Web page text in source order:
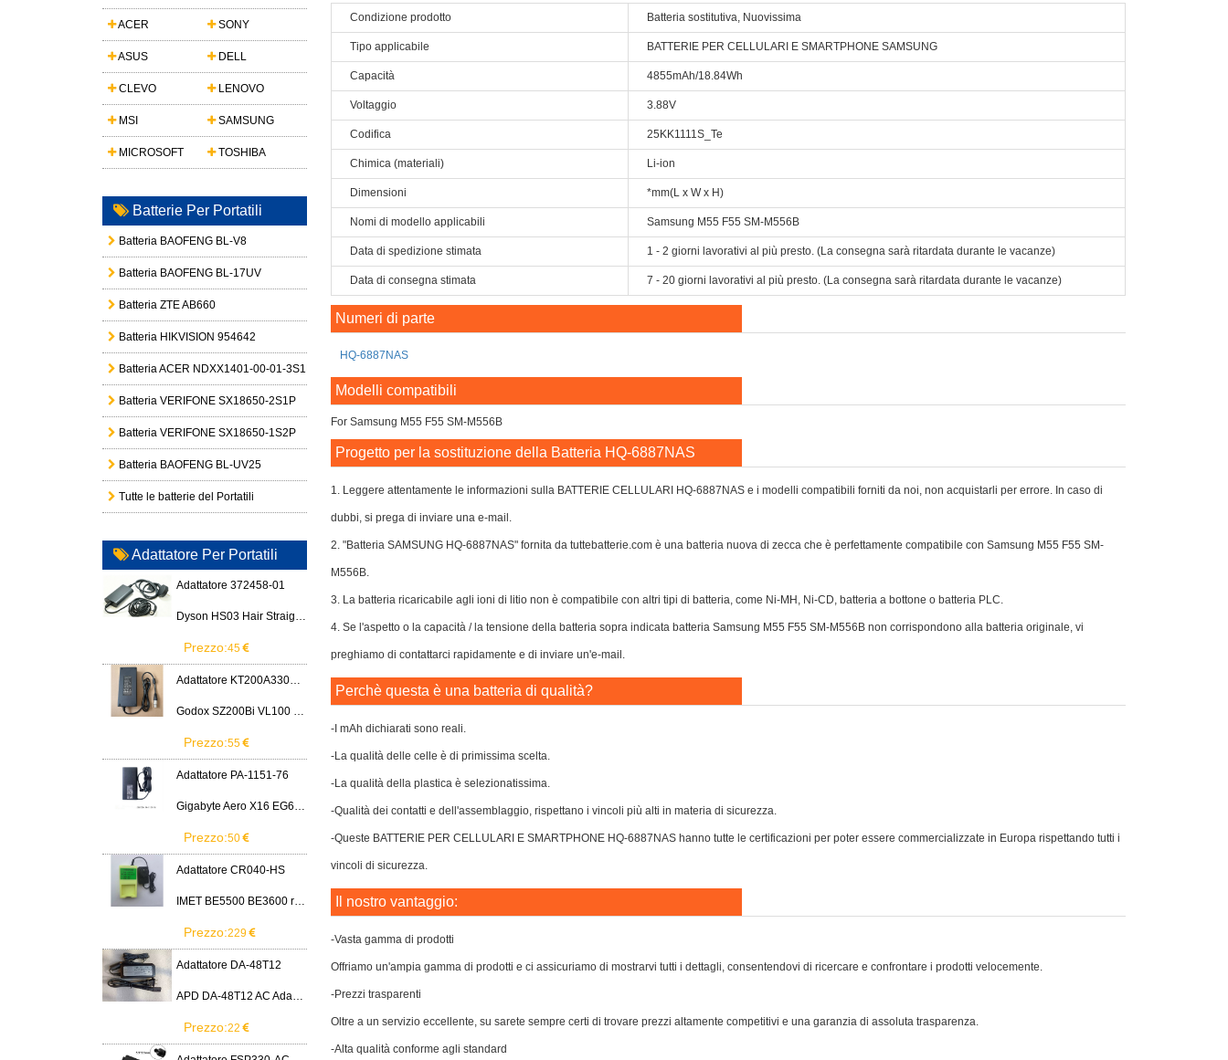
Condizione prodotto Batteria sostitutiva, Nuovissima
Tipo applicabile BATTERIE PER CELLULARI E SMARTPHONE SAMSUNG
Capacità 4855mAh/18.84Wh
Voltaggio 3.88V
Codifica 25KK1111S_Te
Chimica (materiali) Li-ion
Dimensioni *mm(L x W x H)
Nomi di modello applicabili Samsung M55 F55 SM-M556B
Data di spedizione stimata 1 - 2 giorni lavorativi al più presto. (La consegna sarà ritardata durante le vacanze)
Data di consegna stimata 7 - 20 giorni lavorativi al più presto. (La consegna sarà ritardata durante le vacanze)
Numeri di parte
HQ-6887NAS
Modelli compatibili
For Samsung M55 F55 SM-M556B
Progetto per la sostituzione della Batteria HQ-6887NAS
1. Leggere attentamente le informazioni sulla BATTERIE CELLULARI HQ-6887NAS e i modelli compatibili forniti da noi, non acquistarli per errore. In caso di
dubbi, si prega di inviare una e-mail.
2. "Batteria SAMSUNG HQ-6887NAS" fornita da tuttebatterie.com è una batteria nuova di zecca che è perfettamente compatibile con Samsung M55 F55 SM-
M556B.
3. La batteria ricaricabile agli ioni di litio non è compatibile con altri tipi di batteria, come Ni-MH, Ni-CD, batteria a bottone o batteria PLC.
4. Se l'aspetto o la capacità / la tensione della batteria sopra indicata batteria Samsung M55 F55 SM-M556B non corrispondono alla batteria originale, vi
preghiamo di contattarci rapidamente e di inviare un'e-mail.
Perchè questa è una batteria di qualità?
-I mAh dichiarati sono reali.
-La qualità delle celle è di primissima scelta.
-La qualità della plastica è selezionatissima.
-Qualità dei contatti e dell'assemblaggio, rispettano i vincoli più alti in materia di sicurezza.
-Queste BATTERIE PER CELLULARI E SMARTPHONE HQ-6887NAS hanno tutte le certificazioni per poter essere commercializzate in Europa rispettando tutti i
vincoli di sicurezza.
Il nostro vantaggio:
-Vasta gamma di prodotti
Offriamo un'ampia gamma di prodotti e ci assicuriamo di mostrarvi tutti i dettagli, consentendovi di ricercare e confrontare i prodotti velocemente.
-Prezzi trasparenti
Oltre a un servizio eccellente, su sarete sempre certi di trovare prezzi altamente competitivi e una garanzia di assoluta trasparenza.
-Alta qualità conforme agli standard
ACER SONY
ASUS DELL
CLEVO LENOVO
MSI SAMSUNG
MICROSOFT TOSHIBA
Batterie Per Portatili
Batteria BAOFENG BL-V8
Batteria BAOFENG BL-17UV
Batteria ZTE AB660
Batteria HIKVISION 954642
Batteria ACER NDXX1401-00-01-3S1P-0
Batteria VERIFONE SX18650-2S1P
Batteria VERIFONE SX18650-1S2P
Batteria BAOFENG BL-UV25
Tutte le batterie del Portatili
Adattatore Per Portatili
Adattatore 372458-01
Dyson HS03 Hair Straightener
Prezzo:45
Adattatore KT200A3300666B3
Godox SZ200Bi VL100 VL200 VL300 LED Light
Prezzo:55
Adattatore PA-1151-76
Gigabyte Aero X16 EG61H RTX 5070 2WHA3USC64AH LITEON PA-1151-76 150W adapter
Prezzo:50
Adattatore CR040-HS
IMET BE5500 BE3600 remote control battery
Prezzo:229
Adattatore DA-48T12
APD DA-48T12 AC Adapter 12V 4A Power Supply Cord
Prezzo:22